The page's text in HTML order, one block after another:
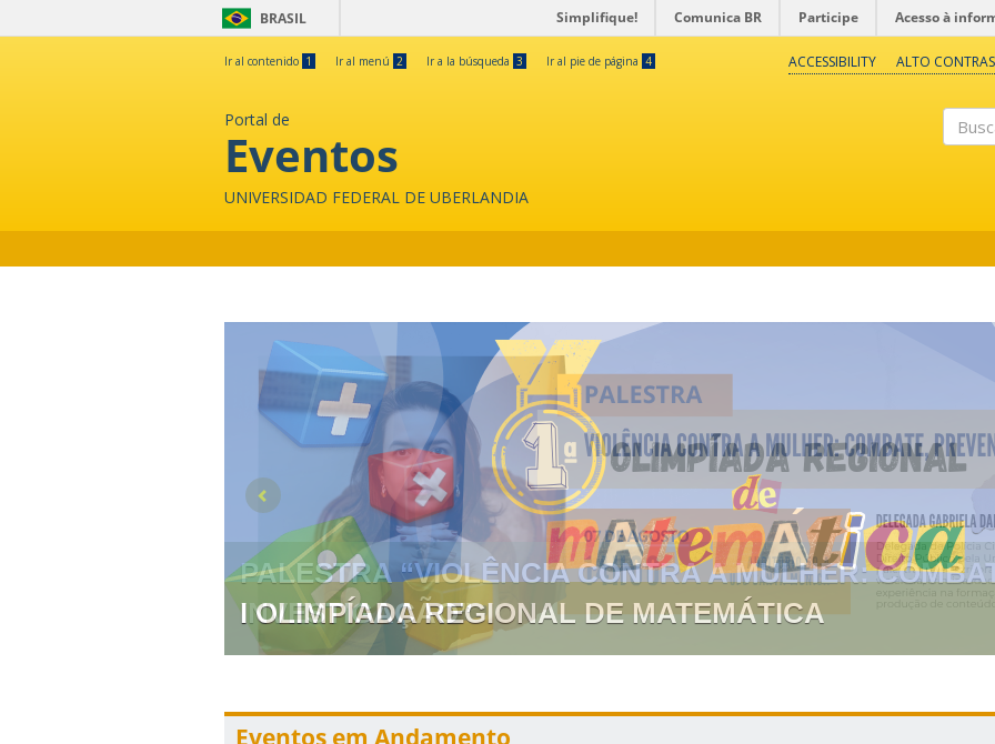
BRASIL Simplifique! Comunica BR Participe Acesso à
Ir al contenido 1 Ir al menú 2 Ir a la búsqueda 3 Ir al pie de página 4 ACCESSIBILITY ALTO
Portal de
Eventos
UNIVERSIDAD FEDERAL DE UBERLANDIA
I OLIMPÍADA REGIONAL DE MATEMÁTICA
Eventos em Andamento